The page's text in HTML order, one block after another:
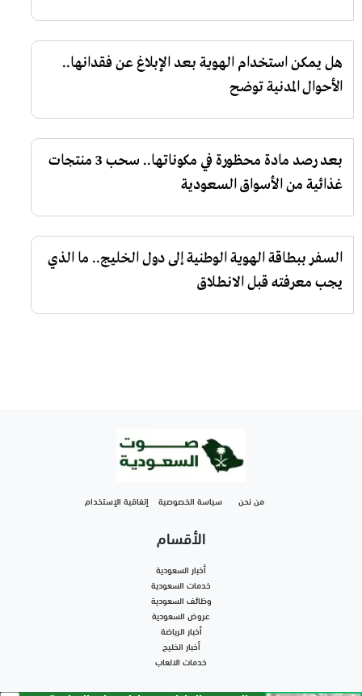
هل يمكن استخدام الهوية بعد الإبلاغ عن فقدانها..
الأحوال المدنية توضح
بعد رصد مادة محظورة في مكوناتها.. سحب 3 منتجات
غذائية من الأسواق السعودية
السفر ببطاقة الهوية الوطنية إلى دول الخليج.. ما الذي
يجب معرفته قبل الانطلاق
من نحن سياسة الخصوصية إتفاقية الإستخدام
الأقسام
أخبار السعودية
خدمات السعودية
وظائف السعودية
عروض السعودية
أخبار الرياضة
أخبار الخليج
خدمات الالعاب